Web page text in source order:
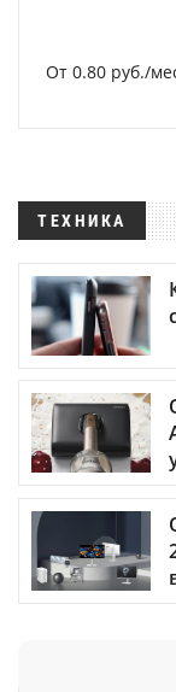
От 0.80 руб./
ТЕХНИКА